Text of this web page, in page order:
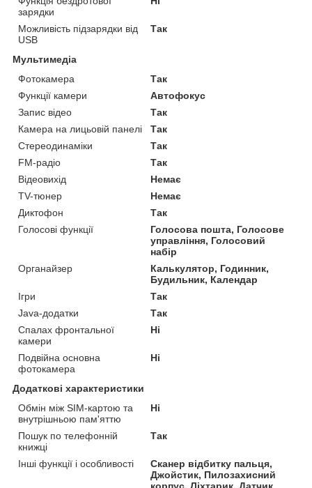
зарядки
Можливість підзарядки від
USB
Так
Мультимедіа
Фотокамера
Так
Функції камери
Автофокус
Запис відео
Так
Камера на лицьовій панелі
Так
Стереодинаміки
Так
FM-радіо
Так
Відеовихід
Немає
TV-тюнер
Немає
Диктофон
Так
Голосові функції
Голосова пошта, Голосове
управління, Голосовий
набір
Органайзер
Калькулятор, Годинник,
Будильник, Календар
Ігри
Так
Java-додатки
Так
Спалах фронтальної
камери
Ні
Подвійна основна
фотокамера
Ні
Додаткові характеристики
Обмін між SIM-картою та
внутрішньою пам'яттю
Ні
Пошук по телефонній
книжці
Так
Інші функції і особливості
Сканер відбитку пальця,
Джойстик, Пилозахисний
корпус, Ліхтарик, Датчик